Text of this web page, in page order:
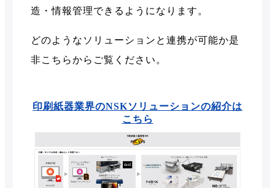
造・情報管理できるようになります。
どのようなソリューションと連携が可能か是
非こちらからご覧ください。
印刷紙器業界のNSKソリューションの紹介は
こちら